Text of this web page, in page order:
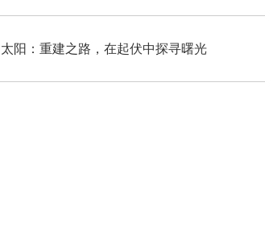
太阳：重建之路，在起伏中探寻曙光